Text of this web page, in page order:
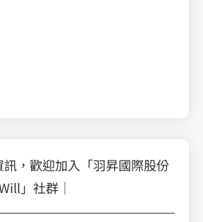
，歡迎加入「羽昇國際股份
」社群｜